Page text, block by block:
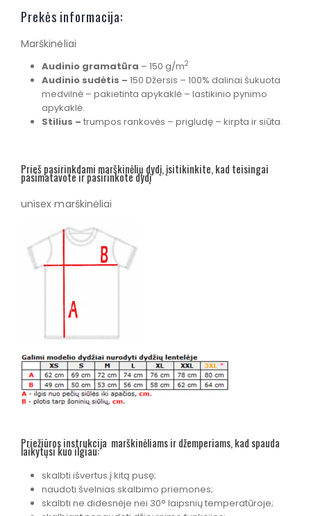
Prekės informacija:
Marškinėliai
Audinio gramatūra – 150 g/m2
Audinio sudėtis – 150 Džersis – 100% dalinai šukuota
medvilnė – pakietinta apykaklė – lastikinio pynimo
apykaklė.
Stilius – trumpos rankovės – prigludę – kirpta ir siūta.
Prieš pasirinkdami marškinėlių dydį, įsitikinkite, kad teisingai
pasimatavote ir pasirinkote dydį
unisex marškinėliai
Priežiūros instrukcija marškinėliams ir džemperiams, kad spauda
laikytųsi kuo ilgiau:
skalbti išvertus į kitą pusę;
naudoti švelnias skalbimo priemones;
skalbti ne didesnėje nei 30° laipsnių temperatūroje;